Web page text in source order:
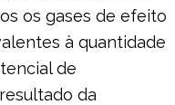
os gases de efeito
à quantidade
de
da